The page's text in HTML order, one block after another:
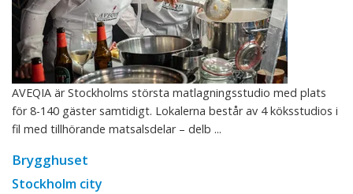
AVEQIA är Stockholms största matlagningsstudio med plats
för 8-140 gäster samtidigt. Lokalerna består av 4 köksstudios i
fil med tillhörande matsalsdelar – delb ...
Brygghuset
Stockholm city